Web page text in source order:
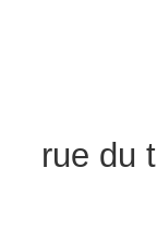
rue du